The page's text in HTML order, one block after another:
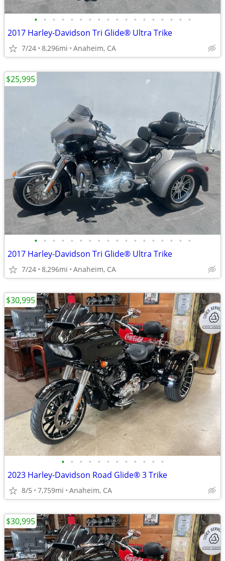
• • • • • • • • • • • • • • • • • •
2017 Harley-Davidson Tri Glide® Ultra Trike
7/24 8,296mi Anaheim, CA
• • • • • • • • • • • • • • • • • •
2017 Harley-Davidson Tri Glide® Ultra Trike
7/24 8,296mi Anaheim, CA
$25,995
• • • • • • • • • • • •
2023 Harley-Davidson Road Glide® 3 Trike
8/5 7,759mi Anaheim, CA
$30,995
$30,995